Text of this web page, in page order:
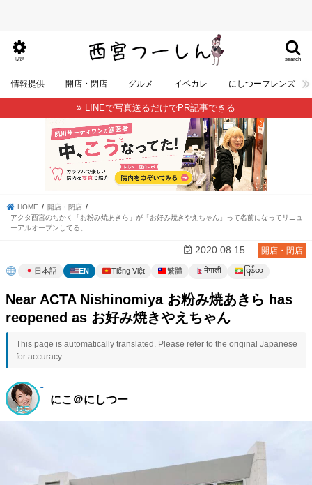
search
設定
情報提供 開店・閉店 グルメ イベカレ にしつーフレンズ
LINEで写真送るだけでPR記事できる
HOME
開店・閉店
アクタ西宮のちかく「お粉み焼あきら」が「お好み焼きやえちゃん」って名前になってリニュ
ーアルオープンしてる。
開店・閉店
2020.08.15
日本語 EN Tiếng Việt 繁體 नेपाली မြန်မာ
Near ACTA Nishinomiya お粉み焼あきら has
reopened as お好み焼きやえちゃん
This page is automatically translated. Please refer to the original Japanese
for accuracy.
にこ＠にしつー